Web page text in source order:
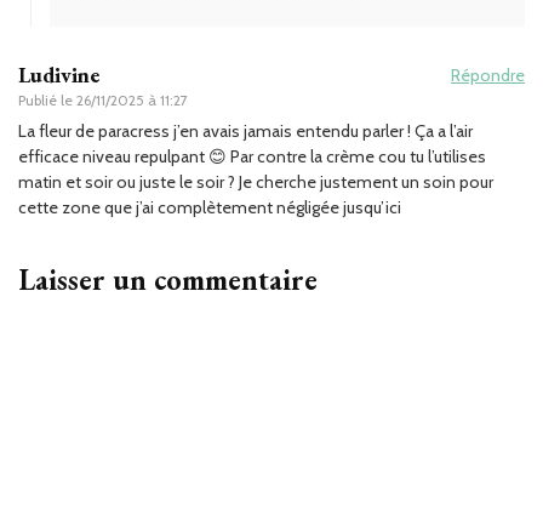
Ludivine
Publié le 26/11/2025 à 11:27
Répondre
La fleur de paracress j’en avais jamais entendu parler ! Ça a l’air
efficace niveau repulpant 😊 Par contre la crème cou tu l’utilises
matin et soir ou juste le soir ? Je cherche justement un soin pour
cette zone que j’ai complètement négligée jusqu’ici
Laisser un commentaire